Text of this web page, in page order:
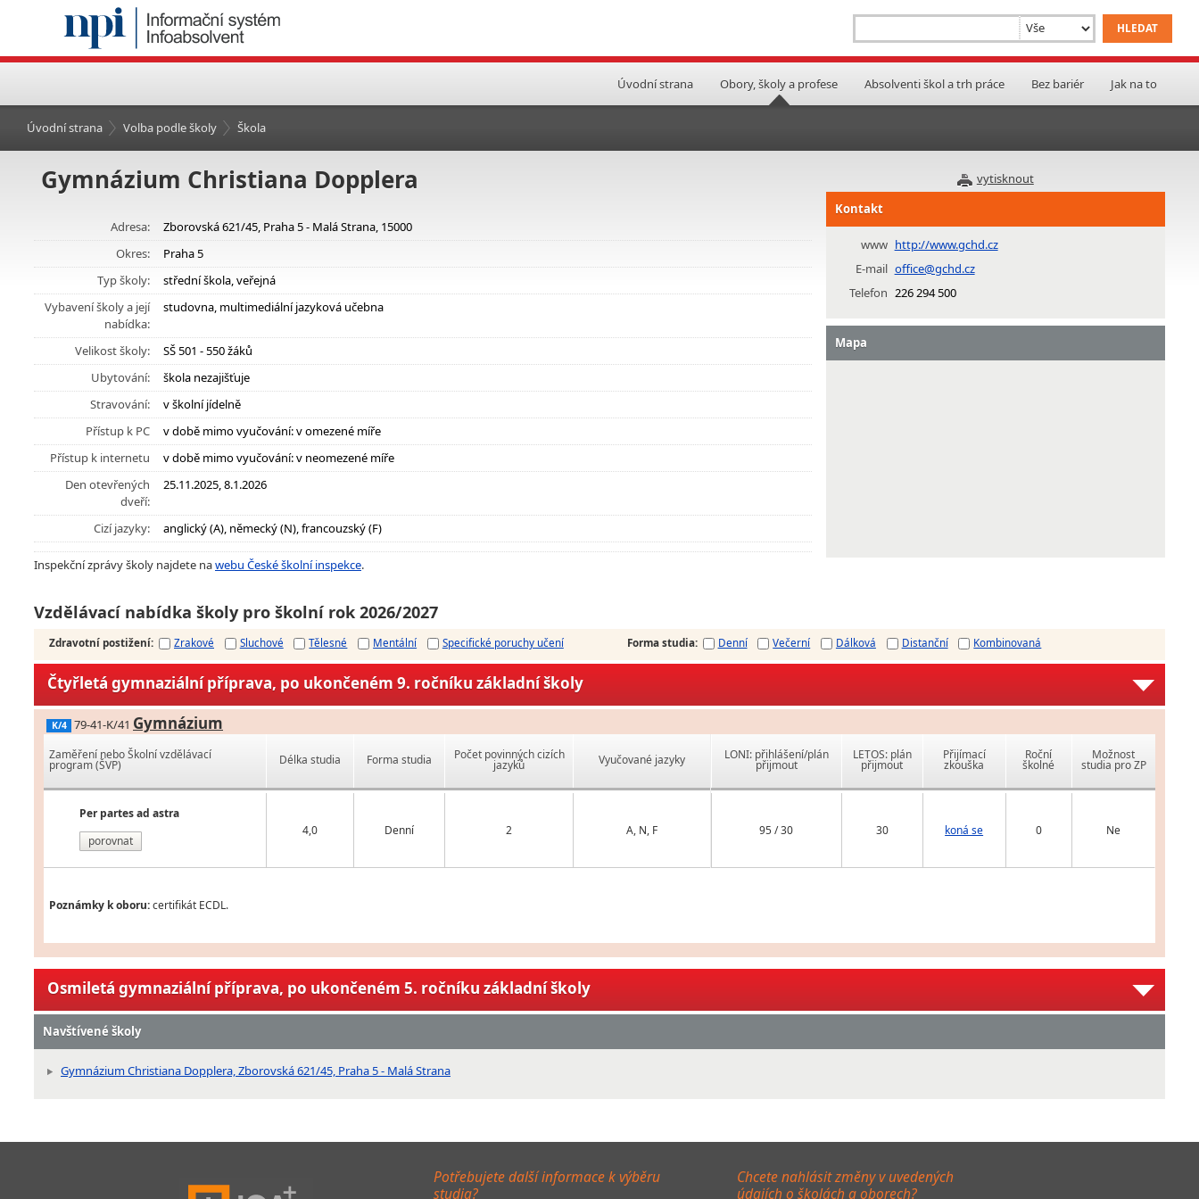
Úvodní strana Obory, školy a profese Absolventi škol a trh práce Bez bariér Jak na to
Úvodní strana Volba podle školy Škola
vytisknout
Gymnázium Christiana Dopplera
Adresa:
Zborovská 621/45, Praha 5 - Malá Strana, 15000
Okres:
Praha 5
Typ školy:
střední škola, veřejná
Vybavení školy a její
nabídka:
studovna, multimediální jazyková učebna
Velikost školy:
SŠ 501 - 550 žáků
Ubytování:
škola nezajišťuje
Stravování:
v školní jídelně
Přístup k PC
v době mimo vyučování: v omezené míře
Přístup k internetu
v době mimo vyučování: v neomezené míře
Den otevřených
dveří:
25.11.2025, 8.1.2026
Cizí jazyky: anglický (A), německý (N), francouzský (F)
Inspekční zprávy školy najdete nawebu České školní inspekce.
Kontakt
www http://www.gchd.cz
E-mail office@gchd.cz
Telefon 226 294 500
Mapa
Vzdělávací nabídka školy pro školní rok 2026/2027
Zdravotní postižení: Zrakové Sluchové Tělesné Mentální Specifické poruchy učení Forma studia: Denní Večerní Dálková Distanční Kombinovaná
Čtyřletá gymnaziální příprava, po ukončeném 9. ročníku základní školy
K/4 79-41-K/41 Gymnázium
Zaměření nebo Školní vzdělávací
program (ŠVP)
Per partes ad astra
porovnat
Délka studia Forma studia Počet povinných cizích
jazyků Vyučované jazyky
4,0 Denní 2 A, N, F
LONI: přihlášení/plán
přijmout
LETOS: plán
přijmout
Přijímací
zkouška
Roční
školné
Možnost
studia pro ZP
95 / 30 30 koná se 0 Ne
Poznámky k oboru:certifikát ECDL.
Osmiletá gymnaziální příprava, po ukončeném 5. ročníku základní školy
Navštívené školy
Gymnázium Christiana Dopplera, Zborovská 621/45, Praha 5 - Malá Strana
Potřebujete další informace k výběru
studia?
Chcete nahlásit změny v uvedených
údajích o školách a oborech?